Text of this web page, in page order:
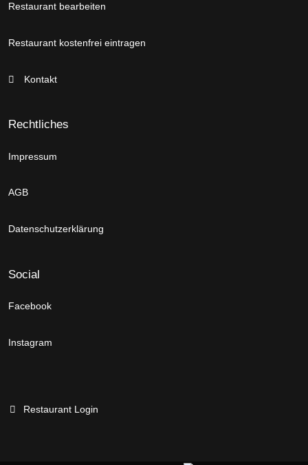
Restaurant bearbeiten
Restaurant kostenfrei eintragen
Kontakt
Rechtliches
Impressum
AGB
Datenschutzerklärung
Social
Facebook
Instagram
Restaurant Login